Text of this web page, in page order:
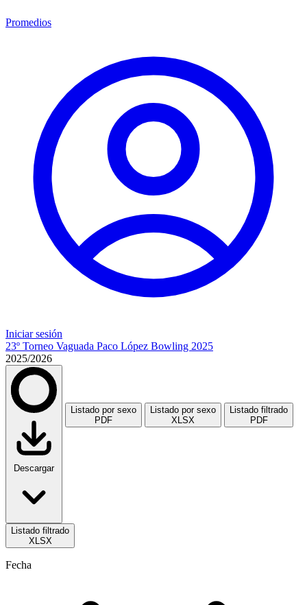
Promedios
Iniciar sesión
23º Torneo Vaguada Paco López Bowling 2025
2025/2026
Descargar
Listado por sexo
PDF
Listado por sexo
XLSX
Listado filtrado
PDF
Listado filtrado
XLSX
Fecha